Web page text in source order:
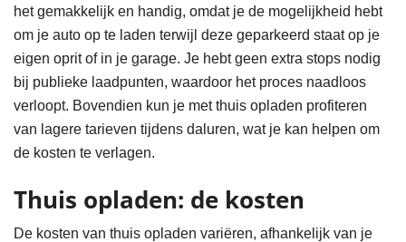
het gemakkelijk en handig, omdat je de mogelijkheid hebt
om je auto op te laden terwijl deze geparkeerd staat op je
eigen oprit of in je garage. Je hebt geen extra stops nodig
bij publieke laadpunten, waardoor het proces naadloos
verloopt. Bovendien kun je met thuis opladen profiteren
van lagere tarieven tijdens daluren, wat je kan helpen om
de kosten te verlagen.
Thuis opladen: de kosten
De kosten van thuis opladen variëren, afhankelijk van je